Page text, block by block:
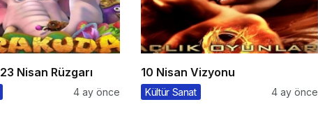
Nisan Rüzgarı
4 ay önce
10 Nisan Vizyonu
Kültür Sanat 4 ay önce